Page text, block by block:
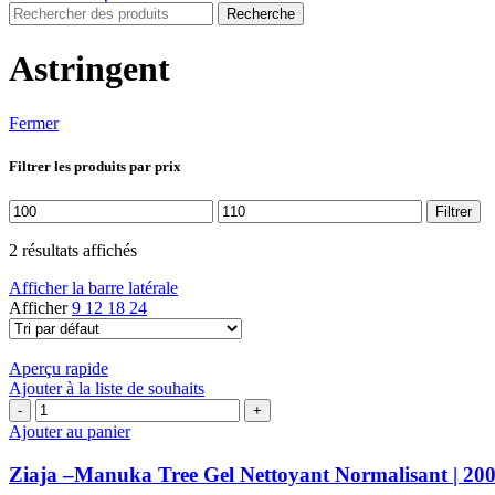
Recherche
Astringent
Fermer
Filtrer les produits par prix
Prix
min
Prix
max
Filtrer
2 résultats affichés
Afficher la barre latérale
Afficher9 12 18 24
Aperçu rapide
Ajouter à la liste de souhaits
quantité
de
–
Manuka
Ajouter au panier
Ziaja –Manuka Tree Gel Nettoyant Normalisant |